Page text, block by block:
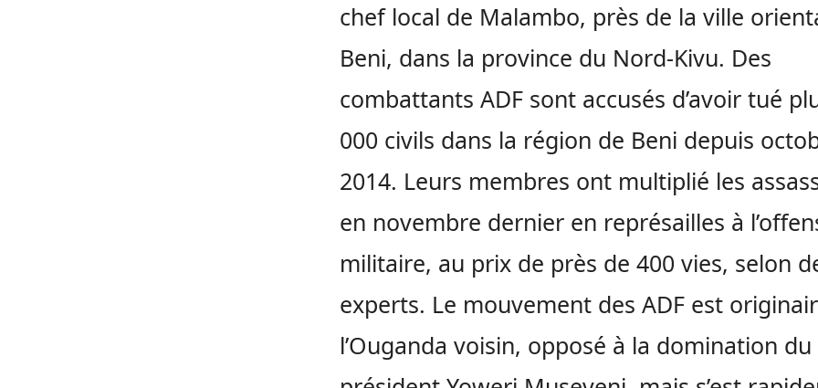
chef local de Malambo, près de la ville
Beni, dans la province du Nord-Kivu. Des
combattants ADF sont accusés d’avoir tué
000 civils dans la région de Beni depuis
2014. Leurs membres ont multiplié les
en novembre dernier en représailles à
militaire, au prix de près de 400 vies, selon
experts. Le mouvement des ADF est
l’Ouganda voisin, opposé à la domination du